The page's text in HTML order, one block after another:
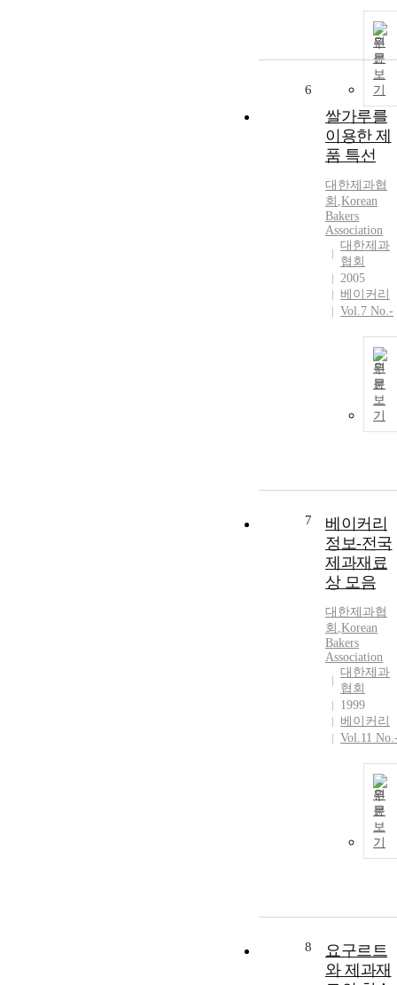
원
문
보
기
6
쌀가루를
이용한 제
품 특선
대한제과협
회 ,Korean
Bakers
Association
대한제과
협회
2005
베이커리
Vol.7 No.-
원
문
보
기
7
베이커리
정보-전국
제과재료
상 모음
대한제과협
회 ,Korean
Bakers
Association
대한제과
협회
1999
베이커리
Vol.11
원
문
보
기
8
요구르트
와 제과재